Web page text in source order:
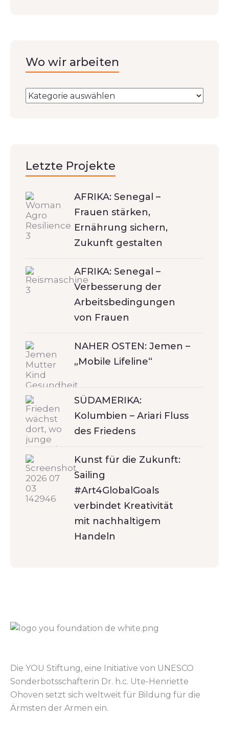
Wo wir arbeiten
Letzte Projekte
AFRIKA: Senegal –
Frauen stärken,
Ernährung sichern,
Zukunft gestalten
AFRIKA: Senegal –
Verbesserung der
Arbeitsbedingungen
von Frauen
NAHER OSTEN: Jemen –
„Mobile Lifeline“
SÜDAMERIKA:
Kolumbien – Ariari Fluss
des Friedens
Kunst für die Zukunft:
Sailing
#Art4GlobalGoals
verbindet Kreativität
mit nachhaltigem
Handeln
Die YOU Stiftung, eine Initiative von UNESCO
Sonderbotsschafterin Dr. h.c. Ute-Henriette
Ohoven setzt sich weltweit für Bildung für die
Ärmsten der Armen ein.